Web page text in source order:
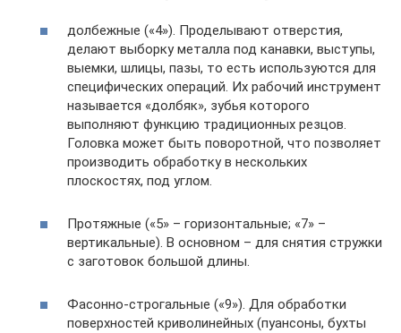
долбежные («4»). Проделывают отверстия,
делают выборку металла под канавки, выступы,
выемки, шлицы, пазы, то есть используются для
специфических операций. Их рабочий инструмент
называется «долбяк», зубья которого
выполняют функцию традиционных резцов.
Головка может быть поворотной, что позволяет
производить обработку в нескольких
плоскостях, под углом.
Протяжные («5» – горизонтальные; «7» –
вертикальные). В основном – для снятия стружки
с заготовок большой длины.
Фасонно-строгальные («9»). Для обработки
поверхностей криволинейных (пуансоны, бухты